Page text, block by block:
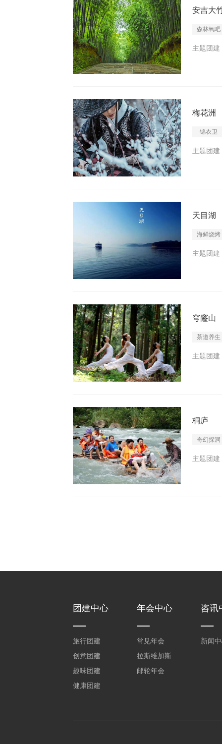
安吉大
森林氧吧
主题团建
梅花洲
锦衣卫
主题团建
天目湖
海鲜烧烤
主题团建
穹窿山
茶道养生
主题团建
桐庐
奇幻探洞
主题团建
团建中心
旅行团建
创意团建
趣味团建
健康团建
年会中心
常见年会
拉斯维加斯
邮轮年会
咨讯
新闻